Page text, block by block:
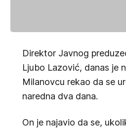
Direktor Javnog
Ljubo Lazović, danas je
Milanovcu rekao da se
naredna dva dana.
On je najavio da se,